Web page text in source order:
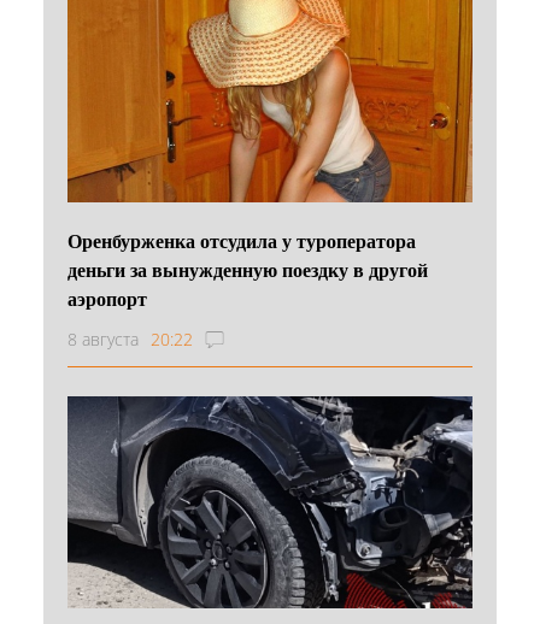
Оренбурженка отсудила у туроператора
деньги за вынужденную поездку в другой
аэропорт
8 августа 20:22